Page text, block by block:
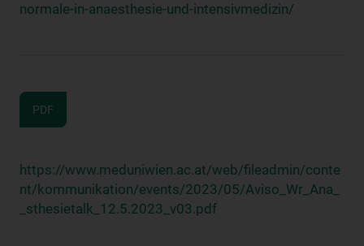
normale-in-anaesthesie-und-intensivmedizin/
PDF
https://www.meduniwien.ac.at/web/fileadmin/conte
nt/kommunikation/events/2023/05/Aviso_Wr_Ana_
_sthesietalk_12.5.2023_v03.pdf